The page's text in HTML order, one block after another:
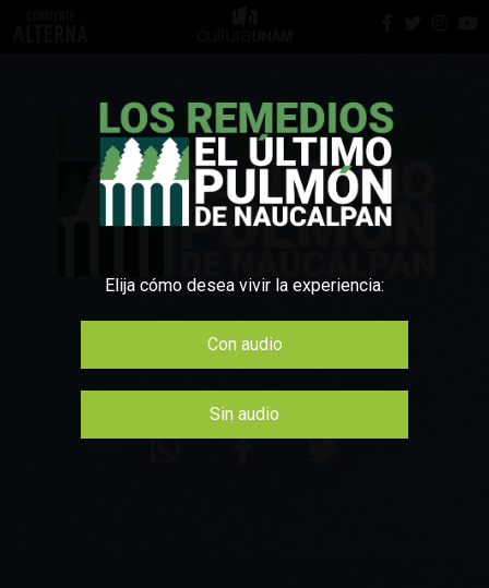
Compartir:
Elija cómo desea vivir la experiencia:
Con audio
Sin audio